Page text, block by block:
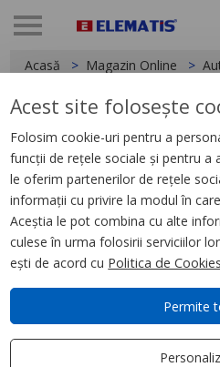
Acasă Magazin Online
<
Convertor
Pentru Zelio
Acest site folosește
Folosim cookie-uri pentru a
funcții de rețele sociale și pentru a
le oferim partenerilor de rețele
informații cu privire la modul în
Aceștia le pot combina cu alte
culese în urma folosirii serviciilor
ești de acord cu Politica de Cookies
Permite